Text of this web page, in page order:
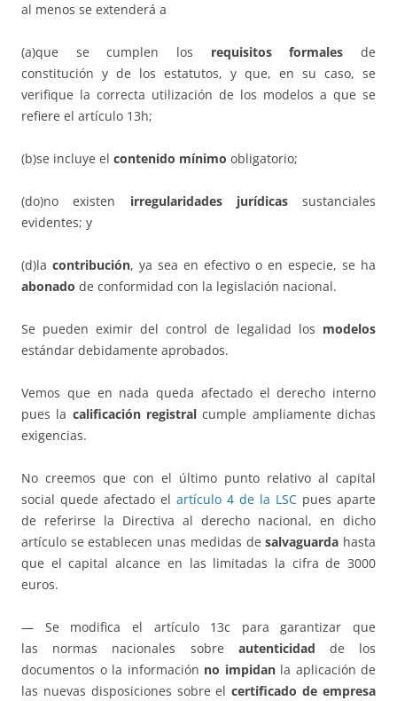
al menos se extenderá a
(a)que se cumplen los requisitos formales de
constitución y de los estatutos, y que, en su caso, se
verifique la correcta utilización de los modelos a que se
refiere el artículo 13h;
(b)se incluye el contenido mínimo obligatorio;
(do)no existen irregularidades jurídicassustanciales
evidentes; y
(d)la contribución, ya sea en efectivo o en especie, se ha
abonado de conformidad con la legislación nacional.
Se pueden eximir del control de legalidad los modelos
estándar debidamente aprobados.
Vemos que en nada queda afectado el derecho interno
pues la calificación registral cumple ampliamente dichas
exigencias.
No creemos que con el último punto relativo al capital
social quede afectado el artículo 4 de la LSC pues aparte
de referirse la Directiva al derecho nacional, en dicho
artículo se establecen unas medidas desalvaguarda hasta
que el capital alcance en las limitadas la cifra de 3000
euros.
— Se modifica el artículo 13c para garantizar que
las normas nacionales sobre autenticidad de los
documentos o la información no impidanla aplicación de
las nuevas disposiciones sobre elcertificado de empresa